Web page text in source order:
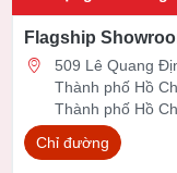
Flagship
509 Lê Quang
Thành phố Hồ
Thành phố Hồ
Chỉ đường